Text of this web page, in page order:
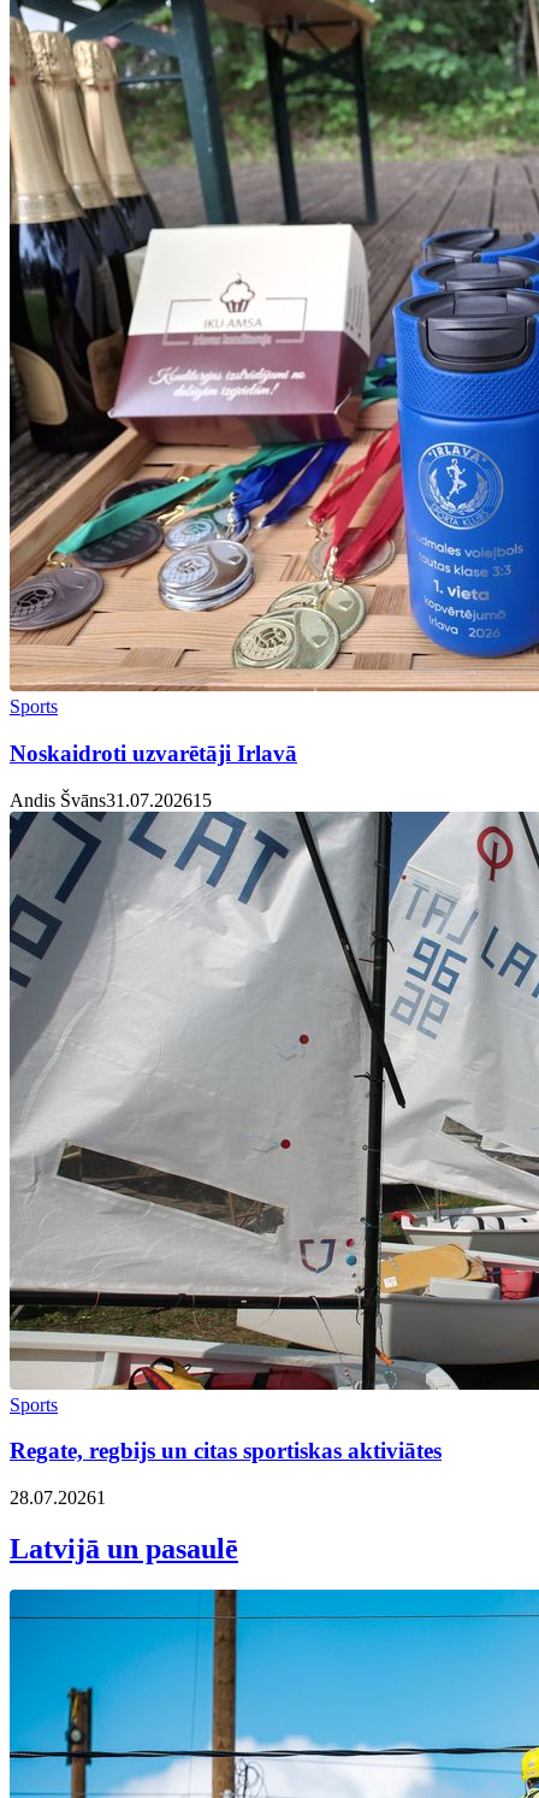
Sports
Noskaidroti uzvarētāji Irlavā
Andis Švāns31.07.20261 5
Sports
Regate, regbijs un citas sportiskas aktiviātes
28.07.20261
Latvijā un pasaulē